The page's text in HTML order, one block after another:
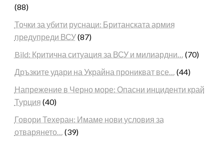
(88)
Точки за убити руснаци: Британската армия
предупреди ВСУ(87)
Bild: Критична ситуация за ВСУ и милиардни… (70)
Дръзките удари на Украйна проникват все… (44)
Напрежение в Черно море: Опасни инциденти край
Турция (40)
Говори Техеран: Имаме нови условия за
отварянето… (39)